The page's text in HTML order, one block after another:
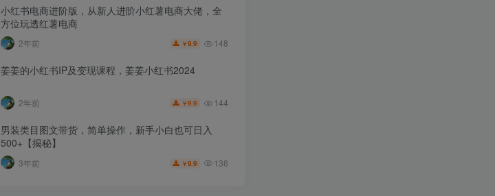
小红书电商进阶版，从新人进阶小红薯电商大佬，全
方位玩透红薯电商
2年前 ￥9.9 148
姜姜的小红书IP及变现课程，姜姜小红书2024
2年前 ￥9.9 144
男装类目图文带货，简单操作，新手小白也可日入
500+【揭秘】
3年前 ￥9.9 136